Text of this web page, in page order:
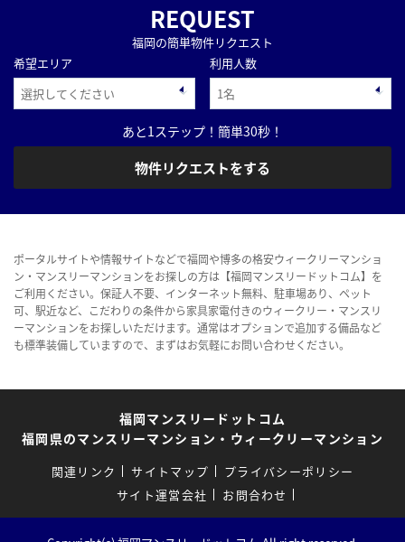
REQUEST
福岡の簡単物件リクエスト
希望エリア
利用人数
あと1ステップ！簡単30秒！
物件リクエストをする
ポータルサイトや情報サイトなどで福岡や博多の格安ウィークリーマンショ
ン・マンスリーマンションをお探しの方は【福岡マンスリードットコム】を
ご利用ください。保証人不要、インターネット無料、駐車場あり、ペット
可、駅近など、こだわりの条件から家具家電付きのウィークリー・マンスリ
ーマンションをお探しいただけます。通常はオプションで追加する備品など
も標準装備していますので、まずはお気軽にお問い合わせください。
福岡マンスリードットコム
福岡県のマンスリーマンション・ウィークリーマンション
関連リンク サイトマップ
プライバシーポリシー
サイト運営会社
お問合わせ